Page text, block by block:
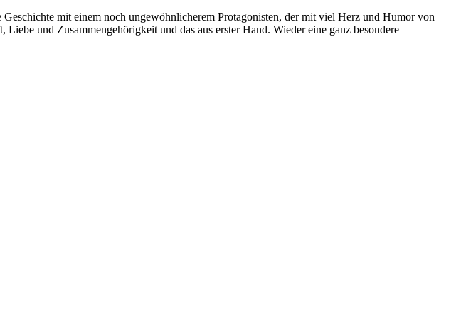
mit einem noch ungewöhnlicherem Protagonisten, der mit viel Herz und Humor von
und Zusammengehörigkeit und das aus erster Hand. Wieder eine ganz besondere